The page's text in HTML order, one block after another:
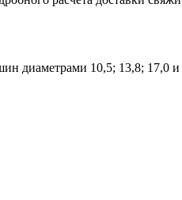
диаметрами 10,5; 13,8; 17,0